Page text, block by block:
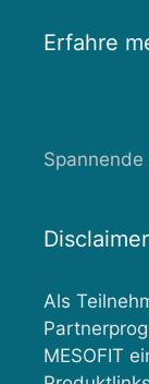
Erfahre
Disclaimer
Als
MESOFIT